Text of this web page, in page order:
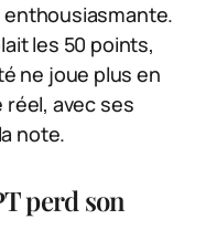
enthousiasmante.
les 50 points,
ne joue plus en
réel, avec ses
note.
perd son